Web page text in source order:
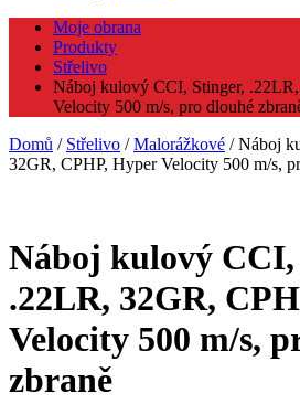
Moje obrana
Produkty
Střelivo
Náboj kulový CCI, Stinger,
Velocity 500 m/s, pro dlouhé
Domů / Střelivo /Malorážkové / Náboj
32GR, CPHP, Hyper Velocity 500 m/s,
Náboj kulový CCI,
.22LR, 32GR,
Velocity 500 m/s,
zbraně